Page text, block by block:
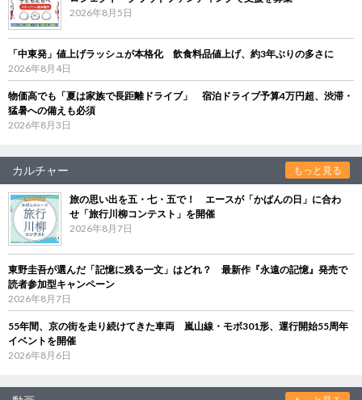
2026年8月5日
「中東発」値上げラッシュが本格化 飲食料品値上げ、約3年ぶりの多さに
2026年8月4日
物価高でも「夏は家族で長距離ドライブ」 宿泊ドライブ予算4万円超、渋滞・
猛暑への備えも必須
2026年8月3日
カルチャー もっと見る
旅の思い出を五・七・五で！ エースが「かばんの日」に合わ
せ「旅行川柳コンテスト」を開催
2026年8月7日
東野圭吾が選んだ「記憶に残る一文」はどれ？ 最新作『永遠の記憶』発売で
読者参加型キャンペーン
2026年8月7日
55年間、京の街を走り続けてきた車両 嵐山線・モボ301形、運行開始55周年
イベントを開催
2026年8月6日